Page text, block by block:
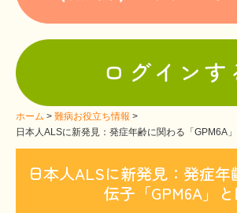
疾患分類検索
支援中ホームページ一例
患者会紹介
ホーム
難病お役立ち情報
日本人ALSに新発見：発症年齢に関わる「GPM6A
日本人ALSに新発見：発症
伝子「GPM6A」